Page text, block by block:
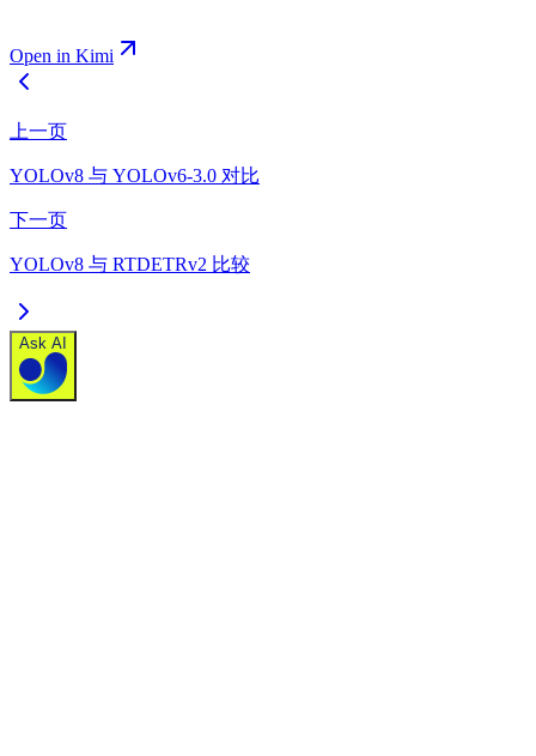
Open in Kimi
上一页
YOLOv8 与 YOLOv6-3.0 对比
下一页
YOLOv8 与 RTDETRv2 比较
Ask AI